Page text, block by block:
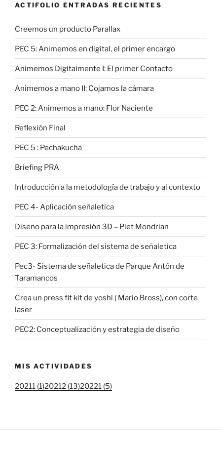
ACTIFOLIO ENTRADAS RECIENTES
Creemos un producto Parallax
PEC 5: Animemos en digital, el primer encargo
Animemos Digitalmente I: El primer Contacto
Animemos a mano II: Cojamos la cámara
PEC 2: Animemos a mano: Flor Naciente
Reflexión Final
PEC 5 : Pechakucha
Briefing PRA
Introducción a la metodología de trabajo y al contexto
PEC 4- Aplicación señaletica
Diseño para la impresión 3D – Piet Mondrian
PEC 3: Formalización del sistema de señaletica
Pec3- Sistema de señaletica de Parque Antón de
Taramancos
Crea un press fit kit de yoshi ( Mario Bross), con corte
laser
PEC2: Conceptualización y estrategia de diseño
MIS ACTIVIDADES
20211 (1)20212 (13)20221 (5)